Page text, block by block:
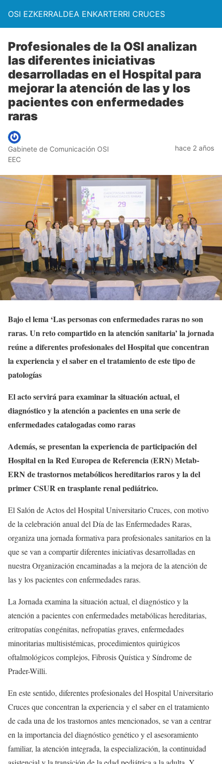
OSI EZKERRALDEA ENKARTERRI CRUCES
Profesionales de la OSI analizan
las diferentes iniciativas
desarrolladas en el Hospital para
mejorar la atención de las y los
pacientes con enfermedades
raras
Gabinete de Comunicación OSI
EEC
hace 2 años
Bajo el lema ‘Las personas con enfermedades raras no son
raras. Un reto compartido en la atención sanitaria’ la jornada
reúne a diferentes profesionales del Hospital que concentran
la experiencia y el saber en el tratamiento de este tipo de
patologías
El acto servirá para examinar la situación actual, el
diagnóstico y la atención a pacientes en una serie de
enfermedades catalogadas como raras
Además, se presentan la experiencia de participación del
Hospital en la Red Europea de Referencia (ERN) Metab-
ERN de trastornos metabólicos hereditarios raros y la del
primer CSUR en trasplante renal pediátrico.
El Salón de Actos del Hospital Universitario Cruces, con motivo
de la celebración anual del Día de las Enfermedades Raras,
organiza una jornada formativa para profesionales sanitarios en la
que se van a compartir diferentes iniciativas desarrolladas en
nuestra Organización encaminadas a la mejora de la atención de
las y los pacientes con enfermedades raras.
La Jornada examina la situación actual, el diagnóstico y la
atención a pacientes con enfermedades metabólicas hereditarias,
eritropatías congénitas, nefropatías graves, enfermedades
minoritarias multisistémicas, procedimientos quirúgicos
oftalmológicos complejos, Fibrosis Quística y Síndrome de
Prader-Willi.
En este sentido, diferentes profesionales del Hospital Universitario
Cruces que concentran la experiencia y el saber en el tratamiento
de cada una de los trastornos antes mencionados, se van a centrar
en la importancia del diagnóstico genético y el asesoramiento
familiar, la atención integrada, la especialización, la continuidad